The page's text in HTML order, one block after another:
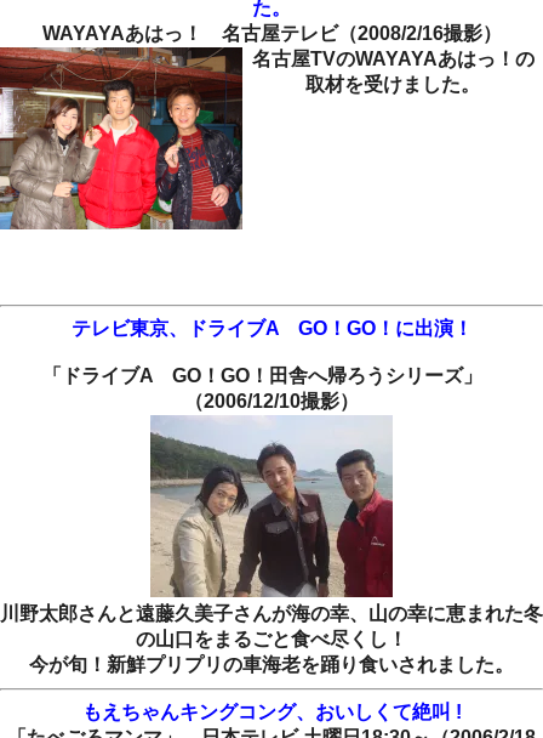
た。
WAYAYAあはっ！ 名古屋テレビ（2008/2/16撮影）
名古屋TVのWAYAYAあはっ！の
取材を受けました。
テレビ東京、ドライブA GO！GO！に出演！
「ドライブA GO！GO！田舎へ帰ろうシリーズ」
（2006/12/10撮影）
川野太郎さんと遠藤久美子さんが海の幸、山の幸に恵まれた冬
の山口をまるごと食べ尽くし！
今が旬！新鮮プリプリの車海老を踊り食いされました。
もえちゃんキングコング、おいしくて絶叫 !